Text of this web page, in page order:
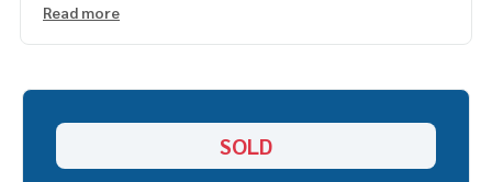
-ทีวี
Read more
SOLD